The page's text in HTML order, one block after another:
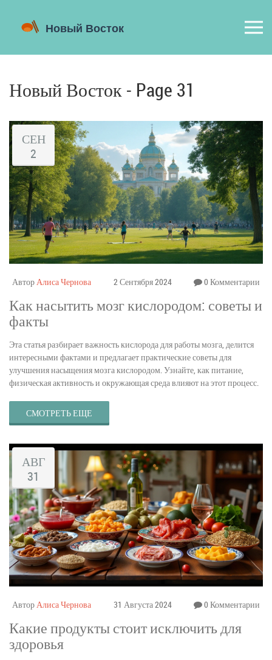
Новый Восток - Page 31
СЕН
2
АвторАлиса Чернова 2 Сентября 2024 0 Комментарии
Как насытить мозг кислородом: советы и
факты
Эта статья разбирает важность кислорода для работы мозга, делится
интересными фактами и предлагает практические советы для
улучшения насыщения мозга кислородом. Узнайте, как питание,
физическая активность и окружающая среда влияют на этот процесс.
СМОТРЕТЬ ЕЩЕ
АВГ
31
АвторАлиса Чернова 31 Августа 2024 0 Комментарии
Какие продукты стоит исключить для
здоровья